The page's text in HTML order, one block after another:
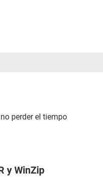
perder el tiempo
y WinZip